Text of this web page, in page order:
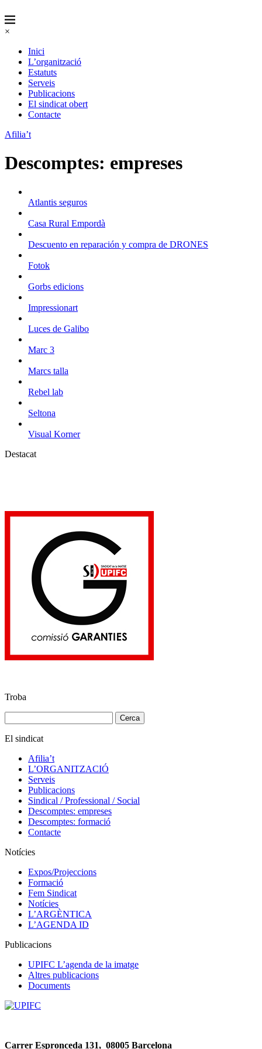
×
Inici
L’organització
Estatuts
Serveis
Publicacions
El sindicat obert
Contacte
Afilia’t
Descomptes: empreses
Atlantis seguros
Casa Rural Empordà
Descuento en reparación y compra de DRONES
Fotok
Gorbs edicions
Impressionart
Luces de Galibo
Marc 3
Marcs talla
Rebel lab
Seltona
Visual Korner
Destacat
Troba
El sindicat
Afilia’t
L’ORGANITZACIÓ
Serveis
Publicacions
Sindical / Professional / Social
Descomptes: empreses
Descomptes: formació
Contacte
Notícies
Expos/Projeccions
Formació
Fem Sindicat
Notícies
L’ARGÈNTICA
L’AGENDA ID
Publicacions
UPIFC L’agenda de la imatge
Altres publicacions
Documents
Carrer Espronceda 131, 08005 Barcelona